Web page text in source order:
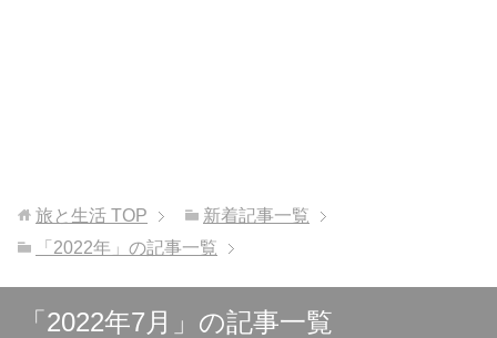
旅と生活 TOP
新着記事一覧
「2022年」の記事一覧
「2022年7月」の記事一覧